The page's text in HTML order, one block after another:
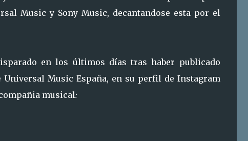
Music y Sony Music, decantandose esta por el
en los últimos días tras haber publicado
Music España, en su perfil de Instagram
musical: